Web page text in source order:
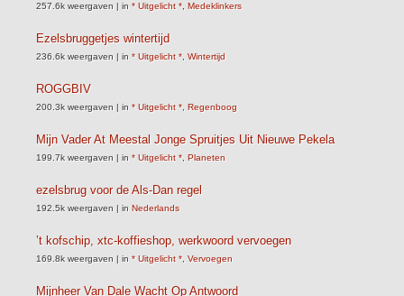
257.6k weergaven | in * Uitgelicht * Medeklinkers
Ezelsbruggetjes wintertijd
236.6k weergaven | in * Uitgelicht * Wintertijd
ROGGBIV
200.3k weergaven | in * Uitgelicht * Regenboog
Mijn Vader At Meestal Jonge Spruitjes Uit Nieuwe Pekela
199.7k weergaven | in * Uitgelicht * Planeten
ezelsbrug voor de Als-Dan regel
192.5k weergaven | in Nederlands
’t kofschip, xtc-koffieshop, werkwoord vervoegen
169.8k weergaven | in * Uitgelicht * Vervoegen
Mijnheer Van Dale Wacht Op Antwoord